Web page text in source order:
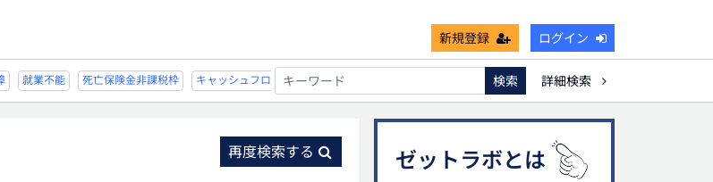
新規登録 ログイン
課税枠 キャッシュフロー 宗教法人 事業保障 就業不能 死亡保険金非課税枠 キャッシュフロー 宗教法人
検索
詳細検索
再度検索する ゼットラボとは